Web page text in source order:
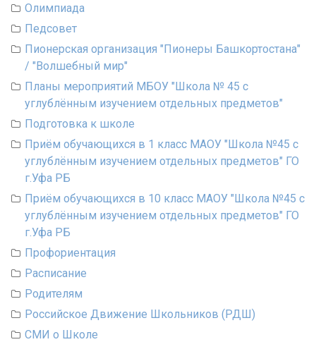
Олимпиада
Педсовет
Пионерская организация "Пионеры Башкортостана"
/ "Волшебный мир"
Планы мероприятий МБОУ "Школа № 45 с
углублённым изучением отдельных предметов"
Подготовка к школе
Приём обучающихся в 1 класс МАОУ "Школа №45 с
углублённым изучением отдельных предметов" ГО
г.Уфа РБ
Приём обучающихся в 10 класс МАОУ "Школа №45 с
углублённым изучением отдельных предметов" ГО
г.Уфа РБ
Профориентация
Расписание
Родителям
Российское Движение Школьников (РДШ)
СМИ о Школе